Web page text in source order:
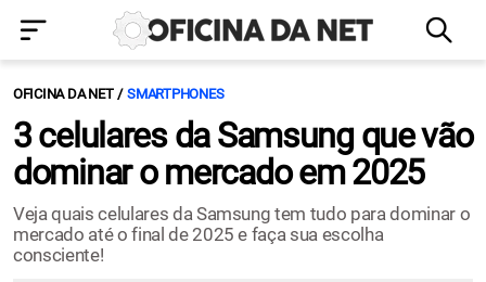
OFICINA DA NET SMARTPHONES
3 celulares da Samsung que vão
dominar o mercado em 2025
Veja quais celulares da Samsung tem tudo para dominar o
mercado até o final de 2025 e faça sua escolha
consciente!